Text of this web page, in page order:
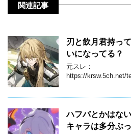
関連記事
刃と飲月君持っ
いになってる？
元スレ：
https://krsw.5ch.net/
ハフバとかはな
キャラは多分ぶ